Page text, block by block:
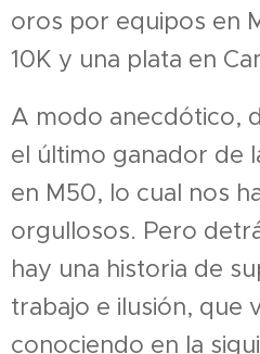
oros por equipos en
10K y una plata en
A modo anecdótico,
el último ganador de
en M50, lo cual nos
orgullosos. Pero
hay una historia de
trabajo e ilusión, que
conociendo en la